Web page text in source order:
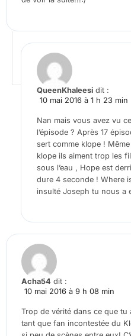
QueenKhaleesi dit :
10 mai 2016 à 1 h 23 min
Nan mais vous avez vu
l’épisode ? Après 17
sert comme klope !
klope ils aiment trop les
sous l’eau , Hope est
dure 4 seconde ! Where
insulté Joseph tu nous a
Acha54 dit :
10 mai 2016 à 9 h 08 min
Trop de vérité dans ce que tu
tant que fan incontestée du